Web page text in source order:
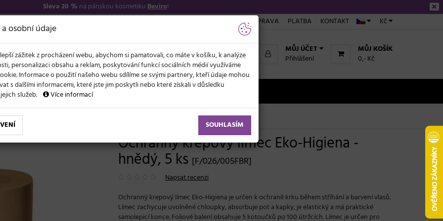
Sleva 20 % na pánskou kosmetikuBeviro!
Kč
DOPRAVA PLATBA KONTAKT
MŮJ KOŠÍK
0,- Kč
MŮJ ÚČET
Přihlášení
NOVĚ LÉTO A VLASY AKCE
límce
Ochranný krepový límec Eko-Higiena -
hnědý, 5 ks [F/026/005FBR]
Napsat recenzi
Ochranný krepový límec Eko-Higiena je určen k ochraně krku během stříhání a barvení vlasů.
Límec zachycuje uvolněné chloupky, absorbuje pot a kapky, je elastický a má praktické
samolepicí konce. Foliové balení obsahuje 5 kotoučků po 100 útržcích. Límec je určen pro
osobní údaje
zážitek z procházení webu, abychom si pamatovali, co máte v košíku, k analýze
personalizaci obsahu a reklam, poskytování funkcí sociálních médií využíváme
Informace o použití našeho webu sdílíme se svými partnery, kteří údaje mohou
s dalšími informacemi, které jste jim poskytli nebo které získali v důsledku
služeb.
Více informací
SOUHLASÍM